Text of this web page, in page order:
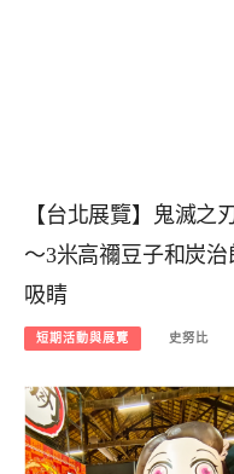
【台北展覽】鬼滅之
～3米高禰豆子和炭
吸睛
短期活動與展覽 史努比